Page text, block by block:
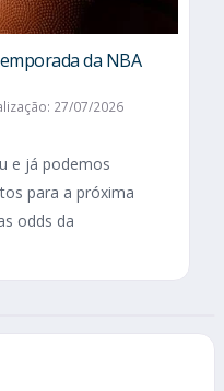
da NBA
27/07/2026
e já podemos
para a próxima
odds da